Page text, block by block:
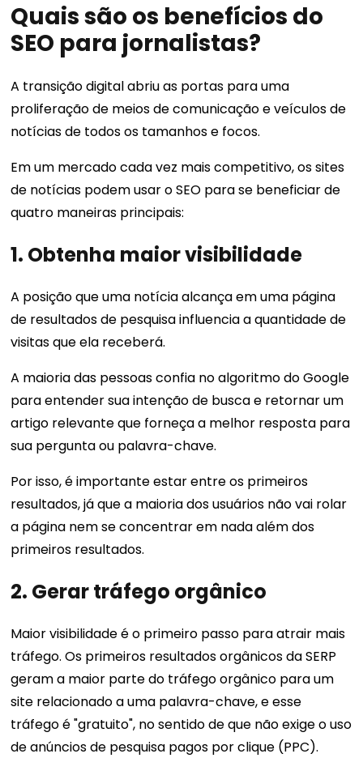
Quais são os benefícios do
SEO para jornalistas?
A transição digital abriu as portas para uma
proliferação de meios de comunicação e veículos de
notícias de todos os tamanhos e focos.
Em um mercado cada vez mais competitivo, os sites
de notícias podem usar o SEO para se beneficiar de
quatro maneiras principais:
1. Obtenha maior visibilidade
A posição que uma notícia alcança em uma página
de resultados de pesquisa influencia a quantidade de
visitas que ela receberá.
A maioria das pessoas confia no algoritmo do Google
para entender sua intenção de busca e retornar um
artigo relevante que forneça a melhor resposta para
sua pergunta ou palavra-chave.
Por isso, é importante estar entre os primeiros
resultados, já que a maioria dos usuários não vai rolar
a página nem se concentrar em nada além dos
primeiros resultados.
2. Gerar tráfego orgânico
Maior visibilidade é o primeiro passo para atrair mais
tráfego. Os primeiros resultados orgânicos da SERP
geram a maior parte do tráfego orgânico para um
site relacionado a uma palavra-chave, e esse
tráfego é "gratuito", no sentido de que não exige o uso
de anúncios de pesquisa pagos por clique (PPC).